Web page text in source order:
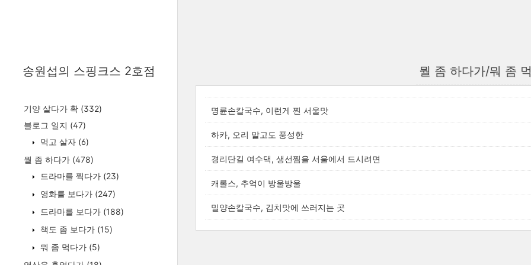
송원섭의 스핑크스 2호점
기양 살다가 확 (332)
블로그 일지 (47)
먹고 살자 (6)
뭘 좀 하다가 (478)
드라마를 찍다가 (23)
영화를 보다가 (247)
드라마를 보다가 (188)
책도 좀 보다가 (15)
뭐 좀 먹다가 (5)
뭘 좀 하다가/뭐 좀
명륜손칼국수, 이런게 찐 서울맛
하카, 오리 말고도 풍성한
경리단길 여수댁, 생선찜을 서울에서 드시려면
캐롤스, 추억이 방울방울
밀양손칼국수, 김치맛에 쓰러지는 곳